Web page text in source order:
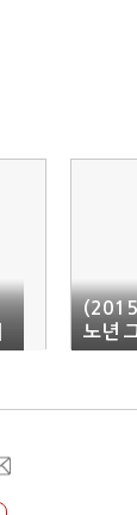
(2015
노년
막